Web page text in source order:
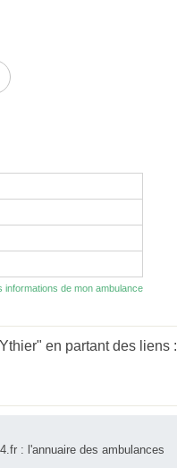
informations de mon ambulance
en partant des liens :
: l'annuaire des ambulances